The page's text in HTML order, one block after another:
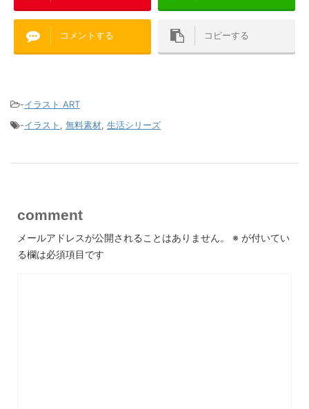
コメントする コピーする
-イラスト ART
-イラスト , 無料素材, 生活シリーズ
comment
メールアドレスが公開されることはありません。 ※ が付いてい
る欄は必須項目です